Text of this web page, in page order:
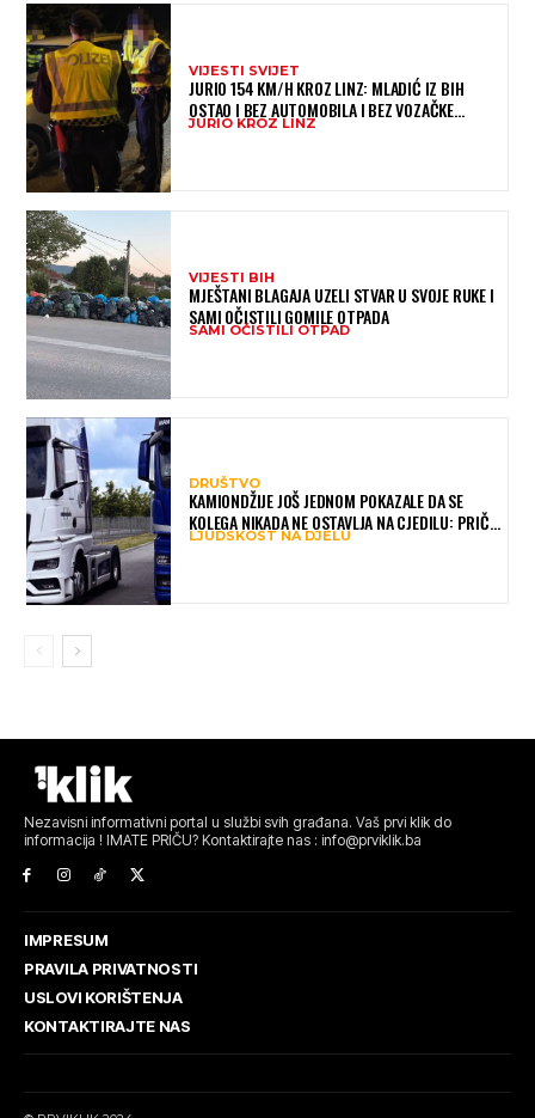
VIJESTI SVIJET
JURIO 154 KM/H KROZ LINZ: MLADIĆ IZ BIH
OSTAO I BEZ AUTOMOBILA I BEZ VOZAČKE
DOZVOLE
JURIO KROZ LINZ
VIJESTI BIH
MJEŠTANI BLAGAJA UZELI STVAR U SVOJE RUKE I
SAMI OČISTILI GOMILE OTPADA
SAMI OČISTILI OTPAD
DRUŠTVO
KAMIONDŽIJE JOŠ JEDNOM POKAZALE DA SE
KOLEGA NIKADA NE OSTAVLJA NA CJEDILU: PRIČA
IZ HAMBURGA DIRNULA MNOGE
LJUDSKOST NA DJELU
Nezavisni informativni portal u službi svih građana. Vaš prvi klik do
informacija ! IMATE PRIČU? Kontaktirajte nas : info@prviklik.ba
IMPRESUM
PRAVILA PRIVATNOSTI
USLOVI KORIŠTENJA
KONTAKTIRAJTE NAS